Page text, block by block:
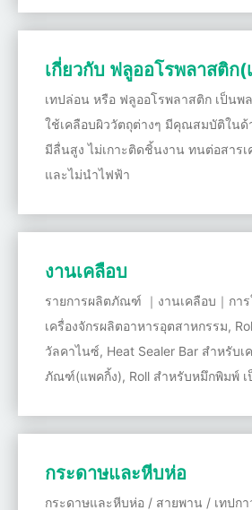
เกี่ยวกับ ฟลูออโรพลาสติก
เทปล่อน หรือ ฟลูออโรพลาสติก เป็นพ
ใช้เคลือบผิววัตถุต่างๆ มีคุณสมบัติใน
มีลื่นสูง ไม่เกาะติดชิ้นงาน ทนต่อสารเ
และไม่นำไฟฟ้า
งานเคลือบ
รายการผลิตภัณฑ์ ｜งานเคลือบ｜กา
เครื่องจักรผลิตอาหารอุตสาหกรรม,
วัลคาไนซ์, Heat Sealer Bar สำหรับเ
ภัณฑ์(แพคกิ้ง), Roll สำหรับหมึกพิมพ์
กระดาษและหีบห่อ
กระดาษและหีบห่อ / สายพาน / เทปกา